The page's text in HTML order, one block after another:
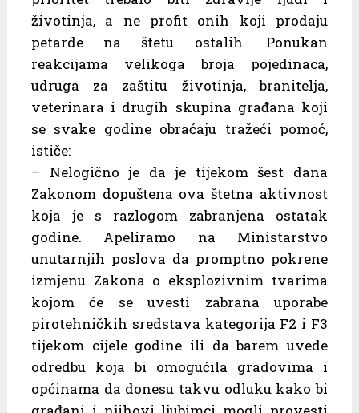
životinja, a ne profit onih koji prodaju
petarde na štetu ostalih. Ponukan
reakcijama velikoga broja pojedinaca,
udruga za zaštitu životinja, branitelja,
veterinara i drugih skupina građana koji
se svake godine obraćaju tražeći pomoć,
ističe:
– Nelogično je da je tijekom šest dana
Zakonom dopuštena ova štetna aktivnost
koja je s razlogom zabranjena ostatak
godine. Apeliramo na Ministarstvo
unutarnjih poslova da promptno pokrene
izmjenu Zakona o eksplozivnim tvarima
kojom će se uvesti zabrana uporabe
pirotehničkih sredstava kategorija F2 i F3
tijekom cijele godine ili da barem uvede
odredbu koja bi omogućila gradovima i
općinama da donesu takvu odluku kako bi